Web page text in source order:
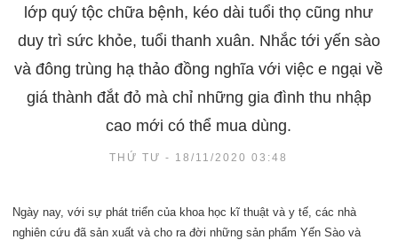
lớp quý tộc chữa bệnh, kéo dài tuổi thọ cũng như
duy trì sức khỏe, tuổi thanh xuân. Nhắc tới yến sào
và đông trùng hạ thảo đồng nghĩa với việc e ngại về
giá thành đắt đỏ mà chỉ những gia đình thu nhập
cao mới có thể mua dùng.
THỨ TƯ - 18/11/2020 03:48
Ngày nay, với sự phát triển của khoa học kĩ thuật và y tế, các nhà
nghiên cứu đã sản xuất và cho ra đời những sản phẩm Yến Sào và